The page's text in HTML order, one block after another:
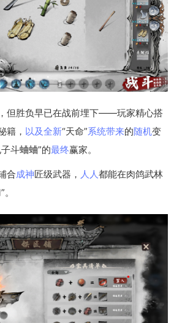
，但胜负早已在战前埋下——玩家精心搭
籍， 以及全新“天命”系统带来的随机变
斗蛐蛐”的最终赢家。
合成神匠级武器， 人人都能在肉鸽武林